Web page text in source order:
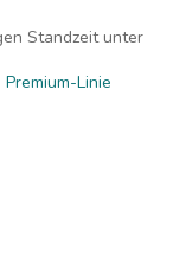
Standzeit unter
Premium-Linie